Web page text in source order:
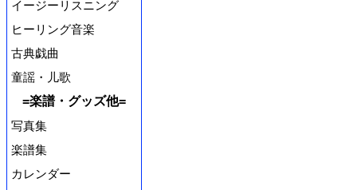
イージーリスニング
ヒーリング音楽
古典戯曲
童謡・儿歌
=楽譜・グッズ他=
写真集
楽譜集
カレンダー